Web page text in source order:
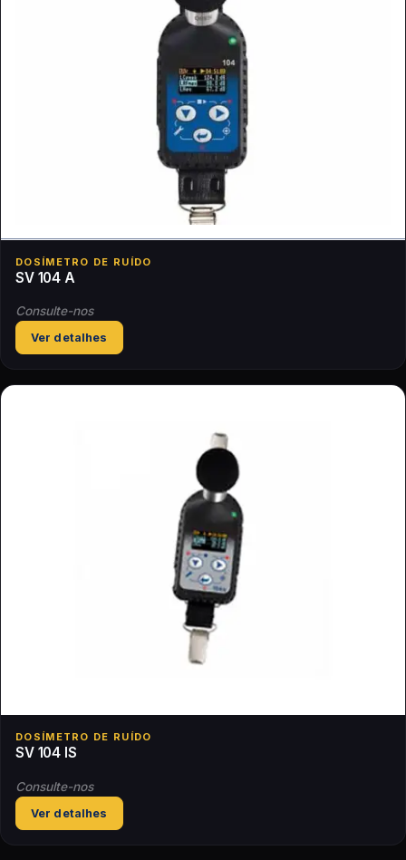
DOSÍMETRO DE RUÍDO
SV 104 A
Consulte-nos
Ver detalhes
DOSÍMETRO DE RUÍDO
SV 104 IS
Consulte-nos
Ver detalhes